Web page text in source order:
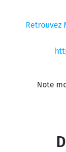
Retrouvez
Note